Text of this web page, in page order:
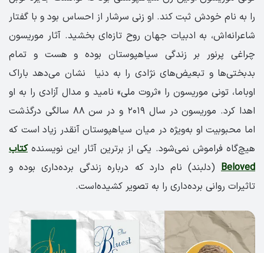
را به نام خودش ثبت کند. او زنی سرشار از احساس بود و با گفتار
شاعرانه‌اش، به ادبیات جهان روح تازه‌ای بخشید. آثار موریسون
چراغی پر‌نور بر زندگی سیاهپوستان بوده و هست و تمام
بدبختی‌ها و تبعیض‌های نژادی را به دنیا نشان می‌دهد باراک
اوباما، تونی موریسون را «ثروت ملی» نامید و مدال آزادی را به او
اهدا کرد. موریسون در سال ۲۰۱۹ و در سن ۸۸ سالگی درگذشت
اما محبوبیت او به‌ویژه در میان سیاهپوستان آنقدر زیاد است که
هیچ‌گاه فراموش نمی‌شود. یکی از برترین آثار این نویسندهکتاب
Beloved (دلبند) نام دارد که درباره زندگی برده‌داری بوده و
تاثیرات روانی برده‌داری را به تصویر کشیده‌است.